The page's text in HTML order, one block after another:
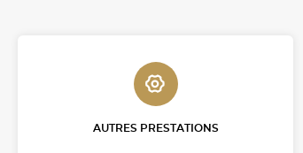
AUTRES PRESTATIONS